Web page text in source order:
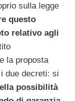
sulla legge
questo
relativo agli
la proposta
due decreti: si
possibilità